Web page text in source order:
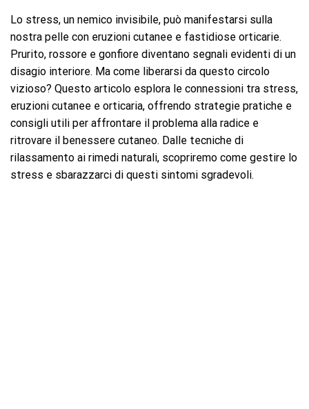
Lo stress, un nemico invisibile, può manifestarsi sulla
nostra pelle con eruzioni cutanee e fastidiose orticarie.
Prurito, rossore e gonfiore diventano segnali evidenti di un
disagio interiore. Ma come liberarsi da questo circolo
vizioso? Questo articolo esplora le connessioni tra stress,
eruzioni cutanee e orticaria, offrendo strategie pratiche e
consigli utili per affrontare il problema alla radice e
ritrovare il benessere cutaneo. Dalle tecniche di
rilassamento ai rimedi naturali, scopriremo come gestire lo
stress e sbarazzarci di questi sintomi sgradevoli.